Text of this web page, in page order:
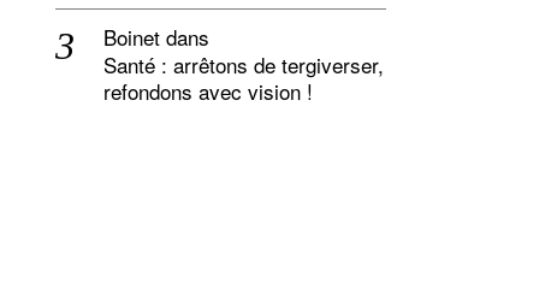
Boinet dans
Santé : arrêtons de tergiverser,
refondons avec vision !